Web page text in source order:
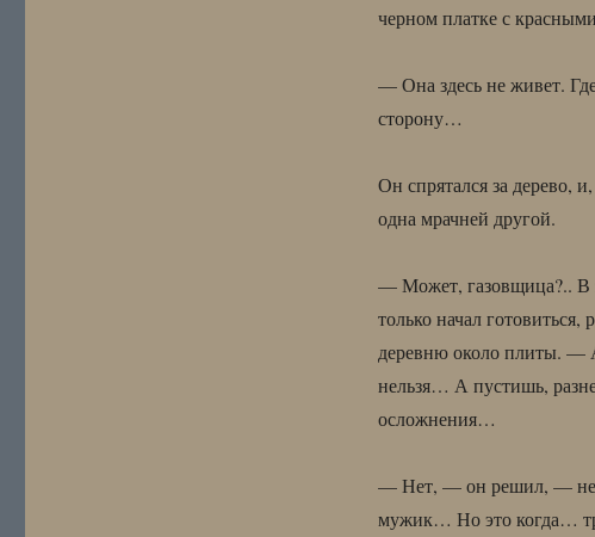
черном платке с
— Она здесь не живет.
сторону…
Он спрятался за дерево,
одна мрачней другой.
— Может, газовщица?.. В
только начал
деревню около плиты. —
нельзя… А пустишь,
осложнения…
— Нет, — он решил, — не
мужик… Но это когда…